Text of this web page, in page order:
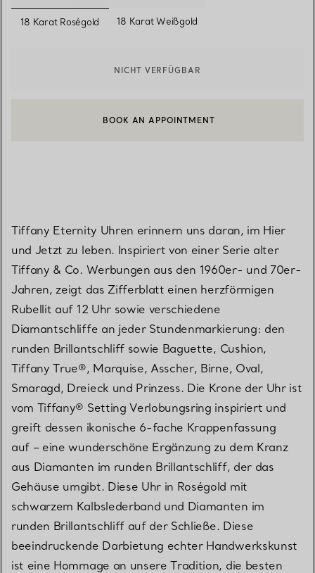
ausgewählt
18 Karat Roségold 18 Karat Weißgold
NICHT VERFÜGBAR
EINEN KUNDENBERATER KONTAKTIEREN ODER EINEN
BOOK AN APPOINTMENT
Tiffany Eternity Uhren erinnern uns daran, im Hier
und Jetzt zu leben. Inspiriert von einer Serie alter
Tiffany & Co. Werbungen aus den 1960er- und 70er-
Jahren, zeigt das Zifferblatt einen herzförmigen
Rubellit auf 12 Uhr sowie verschiedene
Diamantschliffe an jeder Stundenmarkierung: den
runden Brillantschliff sowie Baguette, Cushion,
Tiffany True®, Marquise, Asscher, Birne, Oval,
Smaragd, Dreieck und Prinzess. Die Krone der Uhr ist
vom Tiffany® Setting Verlobungsring inspiriert und
greift dessen ikonische 6-fache Krappenfassung
auf – eine wunderschöne Ergänzung zu dem Kranz
aus Diamanten im runden Brillantschliff, der das
Gehäuse umgibt. Diese Uhr in Roségold mit
schwarzem Kalbslederband und Diamanten im
runden Brillantschliff auf der Schließe. Diese
beeindruckende Darbietung echter Handwerkskunst
ist eine Hommage an unsere Tradition, die besten